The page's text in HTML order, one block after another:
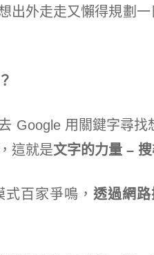
出外走走又懶得規劃
Google 用關鍵字尋
這就是文字的力量 –
百家爭鳴， 透過網